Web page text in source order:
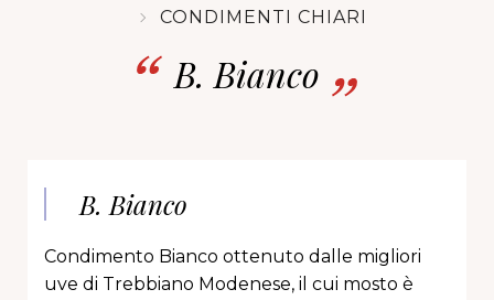
CONDIMENTI CHIARI
B. Bianco
B. Bianco
Condimento Bianco ottenuto dalle migliori
uve di Trebbiano Modenese, il cui mosto è